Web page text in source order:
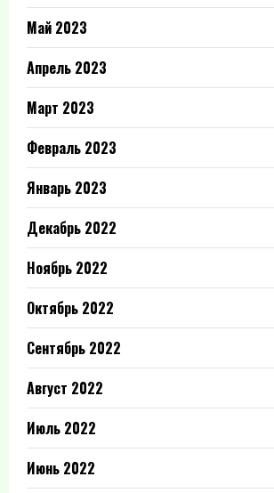
Май 2023
Апрель 2023
Март 2023
Февраль 2023
Январь 2023
Декабрь 2022
Ноябрь 2022
Октябрь 2022
Сентябрь 2022
Август 2022
Июль 2022
Июнь 2022